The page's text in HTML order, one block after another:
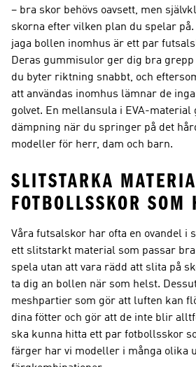
– bra skor behövs oavsett, men
skorna efter vilken plan du spelar
jaga bollen inomhus är ett par
Deras gummisulor ger dig bra
du byter riktning snabbt, och
att användas inomhus lämnar de
golvet. En mellansula i EVA-material
dämpning när du springer på det
modeller för herr, dam och barn.
SLITSTARKA
FOTBOLLSSKOR SOM
Våra futsalskor har ofta en ovandel i
ett slitstarkt material som passar
spela utan att vara rädd att slita på
ta dig an bollen när som helst.
meshpartier som gör att luften kan
dina fötter och gör att de inte blir
ska kunna hitta ett par fotbollsskor
färger har vi modeller i många olika